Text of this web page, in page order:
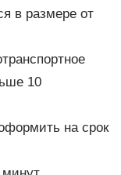
в размере от
10
на срок